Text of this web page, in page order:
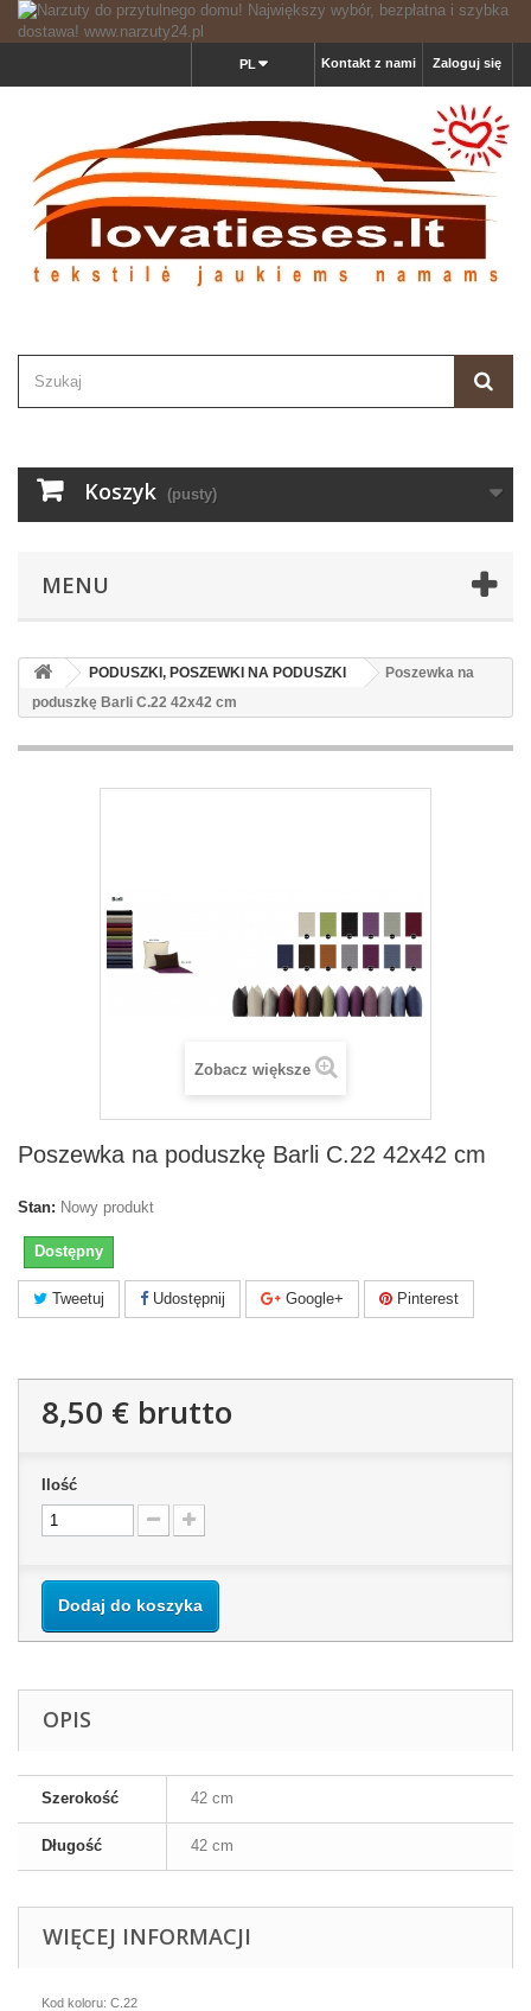
Zaloguj się
Kontakt z nami
PL
Koszyk (pusty)
MENU
PODUSZKI, POSZEWKI NA PODUSZKI
Poszewka na
poduszkę Barli C.22 42x42 cm
Zobacz większe
Poszewka na poduszkę Barli C.22 42x42 cm
Stan: Nowy produkt
Dostępny
Tweetuj Udostępnij Google+ Pinterest
8,50 € brutto
Ilość
Dodaj do koszyka
OPIS
Szerokość 42 cm
Długość 42 cm
WIĘCEJ INFORMACJI
Kod koloru: C.22